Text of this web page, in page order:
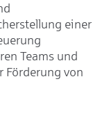
einer
Teams und
Förderung von